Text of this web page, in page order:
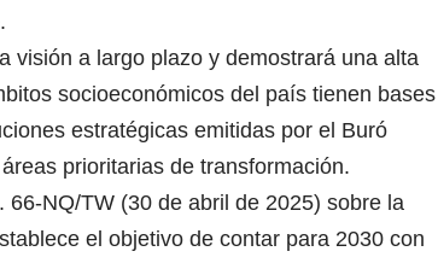
visión a largo plazo y demostrará una alta
socioeconómicos del país tienen bases
estratégicas emitidas por el Buró
prioritarias de transformación.
NQ/TW (30 de abril de 2025) sobre la
el objetivo de contar para 2030 con